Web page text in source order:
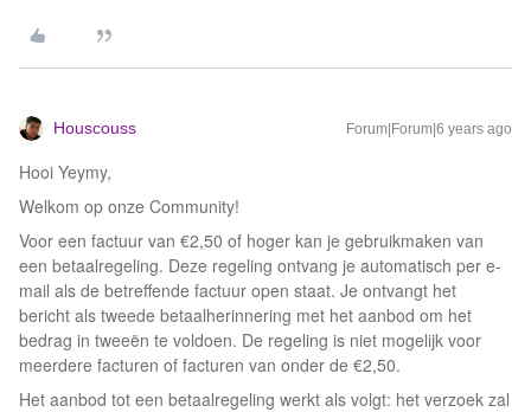
Houscouss Forum|Forum|6 years ago
Hooi Yeymy,
Welkom op onze Community!
Voor een factuur van €2,50 of hoger kan je gebruikmaken van
een betaalregeling. Deze regeling ontvang je automatisch per e-
mail als de betreffende factuur open staat. Je ontvangt het
bericht als tweede betaalherinnering met het aanbod om het
bedrag in tweeën te voldoen. De regeling is niet mogelijk voor
meerdere facturen of facturen van onder de €2,50.
Het aanbod tot een betaalregeling werkt als volgt: het verzoek zal